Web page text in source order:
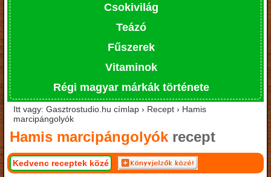
Csokivilág
Teázó
Fűszerek
Vitaminok
Régi magyar márkák története
Itt vagy: Gasztrostudio.hu címlap › Recept › Hamis
marcipángolyók
Hamis marcipángolyók recept
Kedvenc receptek közé